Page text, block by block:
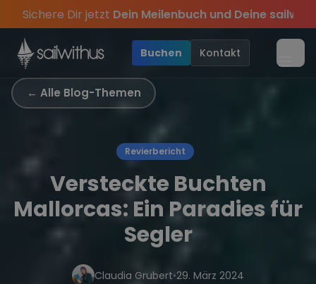
Skip to content
für 790€!Seid schnell und sichert euch die letzten
Sichere Dir jetzt Dein Meilenbuch und Deine
Angebote mehr Sowie20€ Rabatt auf deinen ersten
wir feiern die Törns, die Crew und die besten
Buchen Kontakt
← Alle Blog-Themen
Revierbericht
Versteckte Buchten
Mallorcas: Ein Paradies für
Segler
Claudia Grubert•29. März 2024